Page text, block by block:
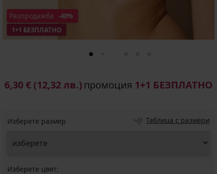
1+1 БЕЗПЛАТНО
Разпродажба -40%
6,30 € (12,32 лв.) промоция 1+1 БЕЗПЛАТНО
Изберете размер Таблица с размери
Изберете цвят: